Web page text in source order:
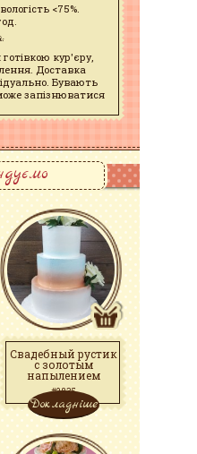
<75%.
кур'єру,
Доставка
Бувають
запізнюватися
Свадебный рустик
с золотым
напылением
#2835
Докладніше